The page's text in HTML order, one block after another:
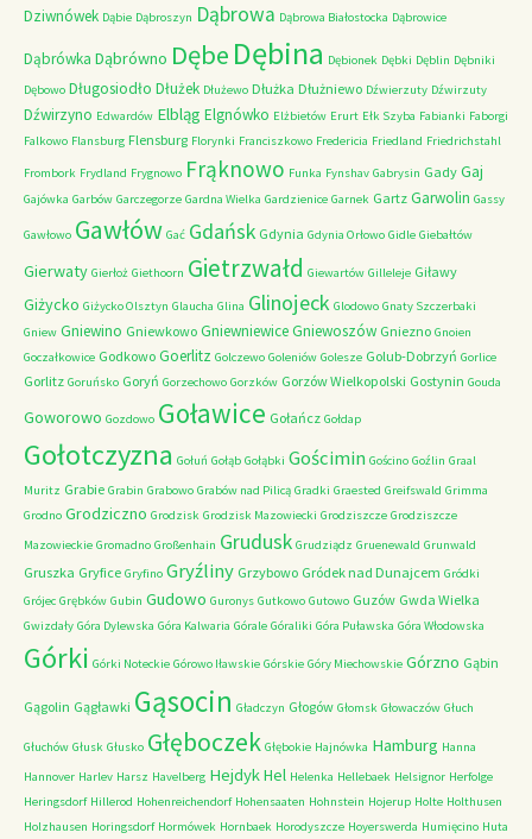
Dziwnówek Dąbie Dąbroszyn Dąbrowa Dąbrowa Białostocka Dąbrowice
Dąbrówka Dąbrówno Dębe Dębina Dębionek Dębki Dęblin Dębniki
Dębowo Długosiodło Dłużek Dłużewo Dłużka Dłużniewo Dźwierzuty Dźwirzuty
Dźwirzyno Edwardów Elbląg Elgnówko Elżbietów Erurt Ełk Szyba Fabianki Faborgi
Falkowo Flansburg Flensburg Florynki Franciszkowo Fredericia Friedland Friedrichstahl
Frombork Frydland Frygnowo Frąknowo Funka Fynshav Gabrysin Gady Gaj
Gajówka Garbów Garczegorze Gardna Wielka Gardzienice Garnek Gartz Garwolin Gassy
Gawłowo Gawłów Gać Gdańsk Gdynia Gdynia Orłowo Gidle Giebałtów
Gierwaty Gierłoż Giethoorn Gietrzwałd Giewartów Gilleleje Giławy
Giżycko Giżycko Olsztyn Glaucha Glina Glinojeck Glodowo Gnaty Szczerbaki
Gniew Gniewino Gniewkowo GniewniewiceGniewoszów Gniezno Gnoien
Goczałkowice Godkowo Goerlitz Golczewo Goleniów Golesze Golub-Dobrzyń Gorlice
Gorlitz Goruńsko Goryń Gorzechowo Gorzków Gorzów Wielkopolski Gostynin Gouda
Goworowo Gozdowo Goławice Gołańcz Gołdap
Gołotczyzna Gołuń Gołąb Gołąbki Gościmin Gościno Goźlin Graal
Muritz Grabie Grabin Grabowo Grabów nad Pilicą Gradki Graested Greifswald Grimma
Grodno Grodziczno Grodzisk Grodzisk Mazowiecki Grodziszcze Grodziszcze
Mazowieckie Gromadno Großenhain Grudusk Grudziądz Gruenewald Grunwald
Gruszka Gryfice Gryfino Gryźliny Grzybowo Gródek nad Dunajcem Gródki
Grójec Grębków Gubin Gudowo Guronys Gutkowo Gutowo Guzów Gwda Wielka
Gwizdały Góra Dylewska Góra Kalwaria Górale Góraliki Góra Puławska Góra Włodowska
Górki Górki Noteckie Górowo Iławskie Górskie Góry Miechowskie Górzno Gąbin
Gągolin Gągławki Gąsocin Gładczyn Głogów Głomsk Głowaczów Głuch
Głuchów Głusk Głusko Głęboczek Głębokie Hajnówka Hamburg Hanna
Hannover Harlev Harsz Havelberg HejdykHel Helenka Hellebaek Helsignor Herfolge
Heringsdorf Hillerod Hohenreichendorf Hohensaaten Hohnstein Hojerup Holte Holthusen
Holzhausen Horingsdorf Hormówek Hornbaek Horodyszcze Hoyerswerda Humięcino Huta